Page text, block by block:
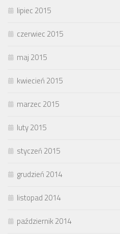
lipiec 2015
czerwiec 2015
maj 2015
kwiecień 2015
marzec 2015
luty 2015
styczeń 2015
grudzień 2014
listopad 2014
październik 2014